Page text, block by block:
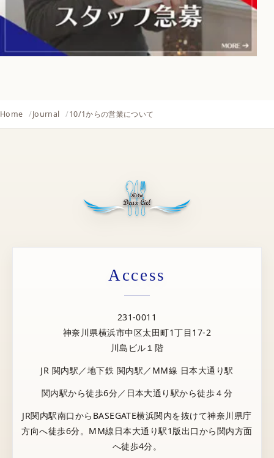
Home Journal 10/1からの営業について
Access
231-0011
神奈川県横浜市中区太田町1丁目17-2
川島ビル１階
JR 関内駅／地下鉄 関内駅／MM線 日本大通り駅
関内駅から徒歩6分／日本大通り駅から徒歩４分
JR関内駅南口からBASEGATE横浜関内を抜けて神奈川県庁
方向へ徒歩6分。MM線日本大通り駅1版出口から関内方面
へ徒歩4分。